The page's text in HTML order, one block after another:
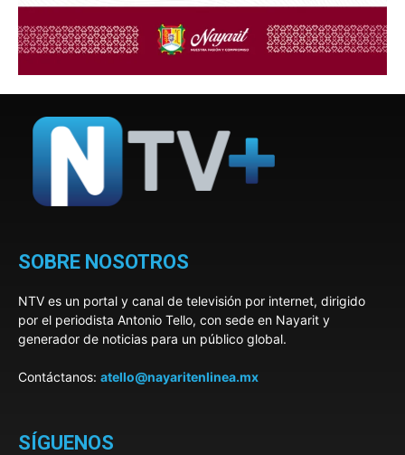
SOBRE NOSOTROS
NTV es un portal y canal de televisión por internet, dirigido
por el periodista Antonio Tello, con sede en Nayarit y
generador de noticias para un público global.
Contáctanos: atello@nayaritenlinea.mx
SÍGUENOS